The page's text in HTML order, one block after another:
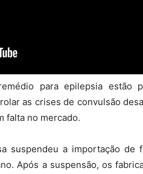
para epilepsia estão
as crises de convulsão
falta no mercado.
suspendeu a importação
Após a suspensão, os